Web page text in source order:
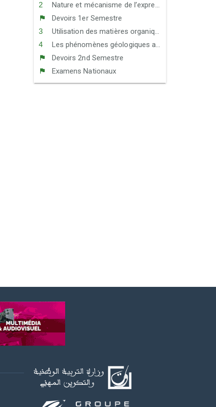
Nature et mécanisme de l’expression du matériel génétique - Transfert de l’information génétique au cours de la reproduction sexuée
Devoirs 1er Semestre
Utilisation des matières organiques et inorganiques
Les phénomènes géologiques accompagnant la formation des chaînes de montagnes et leur relation avec la tectonique des plaques
Devoirs 2nd Semestre
Examens Nationaux